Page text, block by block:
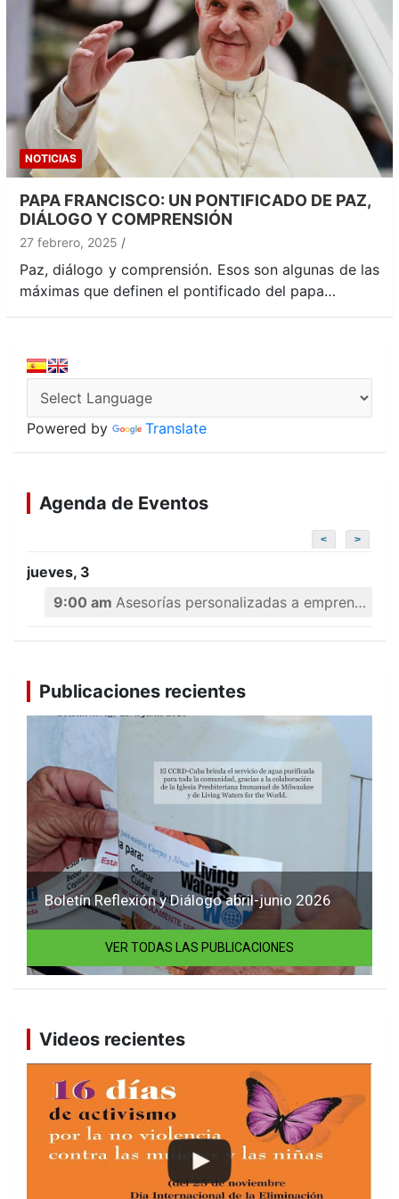
NOTICIAS
PAPA FRANCISCO: UN PONTIFICADO DE PAZ,
DIÁLOGO Y COMPRENSIÓN
27 febrero, 2025
Paz, diálogo y comprensión. Esos son algunas de las
máximas que definen el pontificado del papa…
Powered by Translate
Agenda de Eventos
< >
jueves, 3
9:00 am Asesorías personalizadas a emprendedores
Publicaciones recientes
Boletín Reflexión y Diálogo abril-junio 2026
VER TODAS LAS PUBLICACIONES
Videos recientes